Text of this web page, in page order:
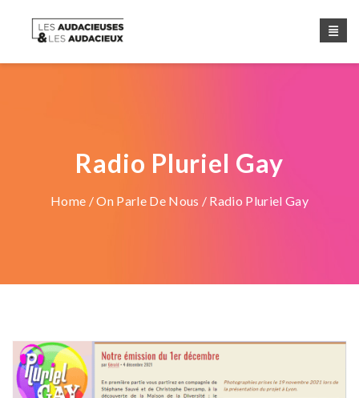
Radio Pluriel Gay
Home /On Parle De Nous / Radio Pluriel Gay